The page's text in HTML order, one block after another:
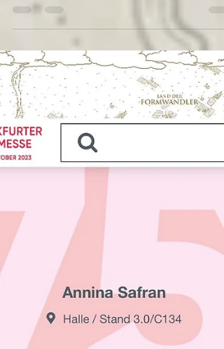
Ich freue mich über zahlreiche
Besuche. Wie auch schon auf der
Frankfurter Buchmesse gibt es bei
am Stand den exklusiven